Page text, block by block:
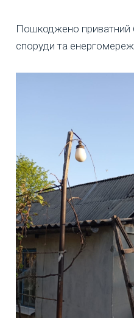
Пошкоджено приватний
споруди та